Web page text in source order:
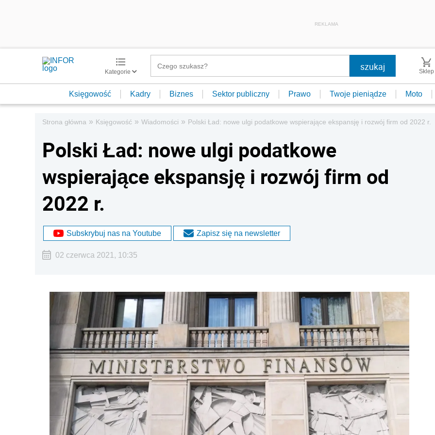
REKLAMA
Kategorie Sklep
Księgowość Kadry Biznes Sektor publiczny Prawo Twoje pieniądze Moto
Strona główna » Księgowość » Wiadomości » Polski Ład: nowe ulgi podatkowe wspierające ekspansję i rozwój firm od 2022 r.
Polski Ład: nowe ulgi podatkowe
wspierające ekspansję i rozwój firm od
2022 r.
Subskrybuj nas na Youtube Zapisz się na newsletter
02 czerwca 2021, 10:35